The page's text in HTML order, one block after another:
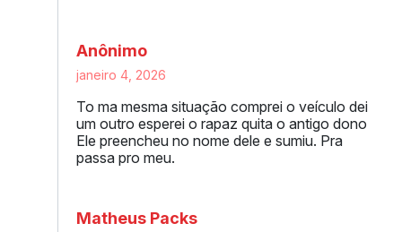
Anônimo
janeiro 4, 2026
To ma mesma situação comprei o veículo dei
um outro esperei o rapaz quita o antigo dono
Ele preencheu no nome dele e sumiu. Pra
passa pro meu.
Matheus Packs